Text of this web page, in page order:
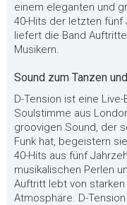
einem eleganten und
40-Hits der letzten fünf
liefert die Band
Musikern.
Sound zum Tanzen
D-Tension ist eine
Soulstimme aus
groovigen Sound, der
Funk hat, begeistern
40-Hits aus fünf
musikalischen Perlen
Auftritt lebt von
Atmosphäre. D-